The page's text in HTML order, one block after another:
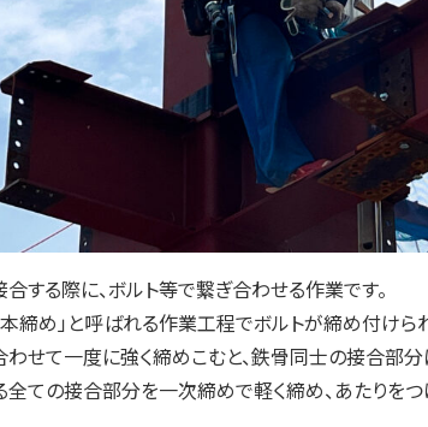
する際に、ボルト等で繋ぎ合わせる作業です。
本締め」と呼ばれる作業工程でボルトが締め付けら
せて一度に強く締めこむと、鉄骨同士の接合部
全ての接合部分を一次締めで軽く締め、あたりを